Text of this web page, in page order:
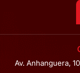
Av. Anhanguera,